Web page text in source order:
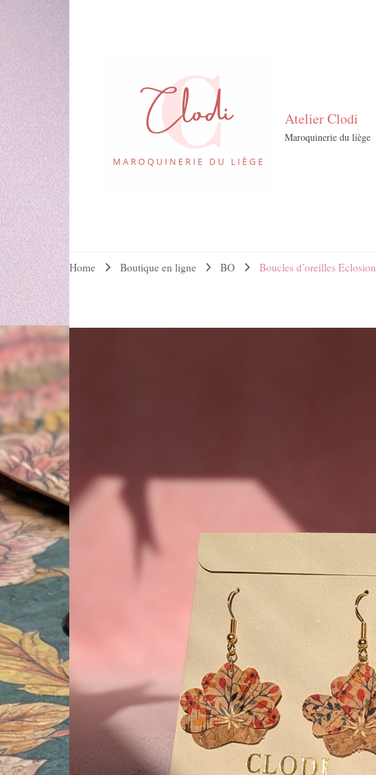
Atelier Clodi
Maroquinerie du liège
Home Boutique en ligne BO Boucles d’oreilles Eclosion